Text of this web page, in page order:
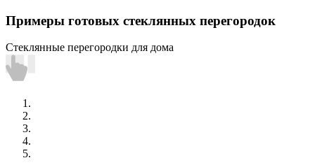
Примеры готовых стеклянных перегородок
Стеклянные перегородки для дома